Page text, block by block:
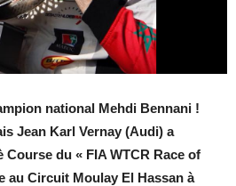
national Mehdi Bennani !
Jean Karl Vernay (Audi) a
Course du « FIA WTCR Race of
au Circuit Moulay El Hassan à